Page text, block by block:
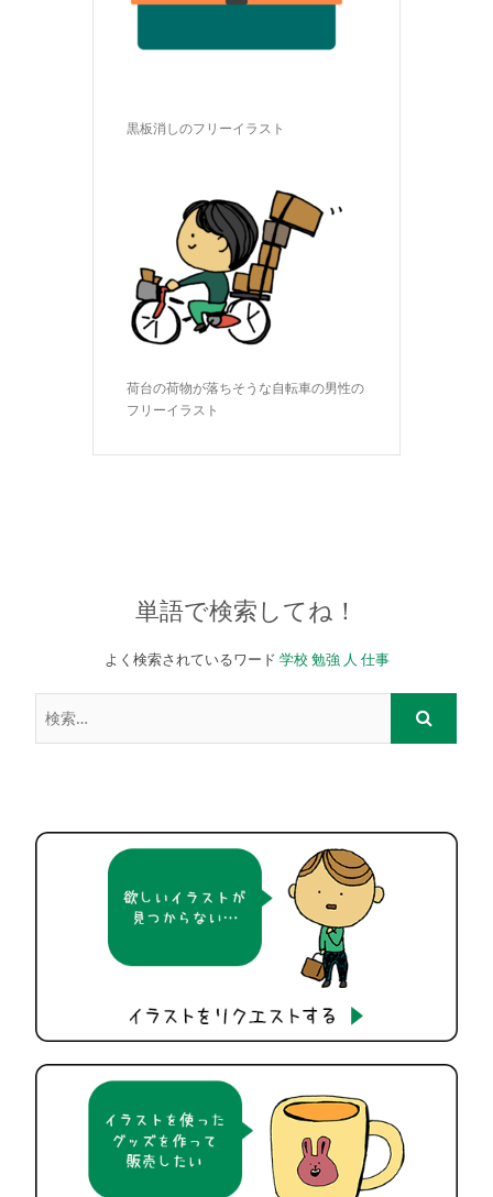
黒板消しのフリーイラスト
荷台の荷物が落ちそうな自転車の男性の
フリーイラスト
単語で検索してね！
よく検索されているワード 学校 勉強 人 仕事